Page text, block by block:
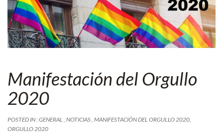
Manifestación del Orgullo
2020
POSTED IN :GENERAL , NOTICIAS, MANIFESTACIÓN DEL ORGULLO 2020,
ORGULLO 2020